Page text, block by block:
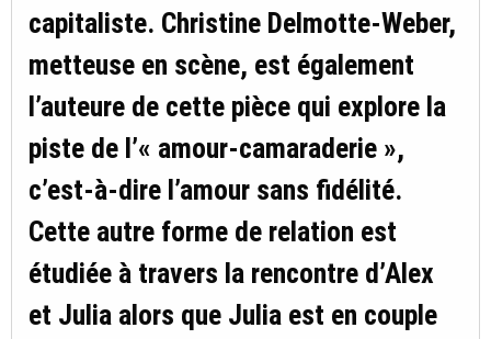
capitaliste. Christine Delmotte-Weber,
metteuse en scène, est également
l’auteure de cette pièce qui explore la
piste de l’« amour-camaraderie »,
c’est-à-dire l’amour sans fidélité.
Cette autre forme de relation est
étudiée à travers la rencontre d’Alex
et Julia alors que Julia est en couple